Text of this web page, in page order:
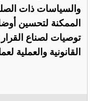
والسياسات ذات
الممكنة لتحسين
توصيات لصناع
القانونية والعملية